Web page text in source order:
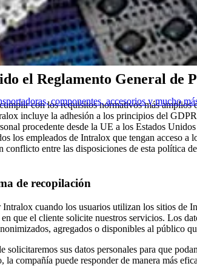
componentes, accesorios y mucho
utilizamos sus datos personales y cómo puede
el Reglamento General de
con los requisitos normativos más
incluye la adhesión a los principios del
procedente desde la UE a los Estados
los empleados de Intralox que tengan acceso
conflicto entre las disposiciones de esta
de recopilación
cuando los usuarios utilizan los sitios
que el cliente solicite nuestros servicios. Los
agregados o disponibles al público
sus datos personales para que
compañía puede responder de manera más